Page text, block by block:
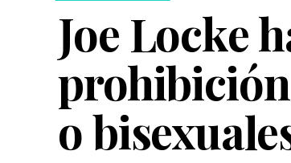
Joe Locke
prohibición
o